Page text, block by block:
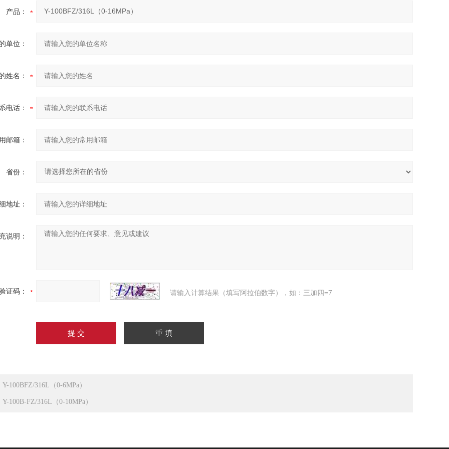
产品：
单位：
姓名：
电话：
邮箱：
省份：
地址：
说明：
证码： 请输入计算结果（填写阿拉伯数字），如：三加四=7
Y-100BFZ/316L（0-6MPa）
Y-100B-FZ/316L（0-10MPa）